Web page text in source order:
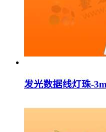
发光数据线灯珠-